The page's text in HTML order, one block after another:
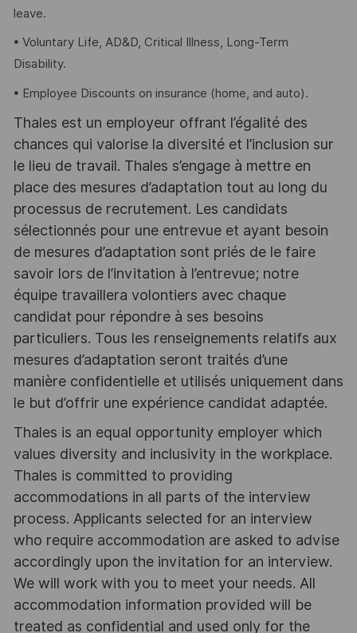
leave.
• Voluntary Life, AD&D, Critical Illness, Long-Term
Disability.
• Employee Discounts on insurance (home, and auto).
Thales est un employeur offrant l’égalité des
chances qui valorise la diversité et l’inclusion sur
le lieu de travail. Thales s’engage à mettre en
place des mesures d’adaptation tout au long du
processus de recrutement. Les candidats
sélectionnés pour une entrevue et ayant besoin
de mesures d’adaptation sont priés de le faire
savoir lors de l’invitation à l’entrevue; notre
équipe travaillera volontiers avec chaque
candidat pour répondre à ses besoins
particuliers. Tous les renseignements relatifs aux
mesures d’adaptation seront traités d’une
manière confidentielle et utilisés uniquement dans
le but d’offrir une expérience candidat adaptée.
Thales is an equal opportunity employer which
values diversity and inclusivity in the workplace.
Thales is committed to providing
accommodations in all parts of the interview
process. Applicants selected for an interview
who require accommodation are asked to advise
accordingly upon the invitation for an interview.
We will work with you to meet your needs. All
accommodation information provided will be
treated as confidential and used only for the